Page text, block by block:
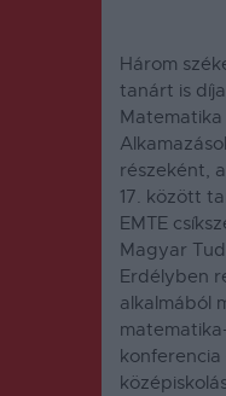
Három
tanárt is
részeként,
17. között
EMTE
Magyar
Erdélyben
alkalmából